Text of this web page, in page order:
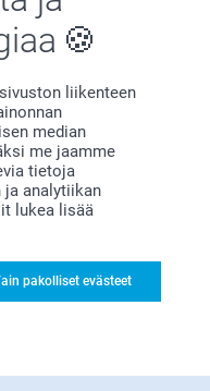
liikenteen
median
me jaamme
tietoja
ja analytiikan
lukea lisää
pakolliset evästeet